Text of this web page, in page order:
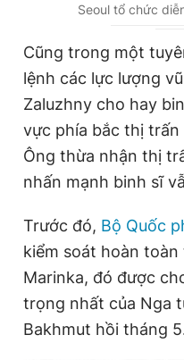
Seoul tổ chức
Cũng trong một
lệnh các lực lượng
Zaluzhny cho hay
vực phía bắc thị
Ông thừa nhận thị
nhấn mạnh binh sĩ
Trước đó, Bộ Quốc
kiểm soát hoàn
Marinka, đó được
trọng nhất của Nga
Bakhmut hồi tháng